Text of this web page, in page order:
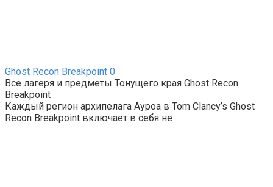
Ghost Recon Breakpoint 0
Все лагеря и предметы Тонущего края Ghost Recon
Breakpoint
Каждый регион архипелага Ауроа в Tom Clancy’s Ghost
Recon Breakpoint включает в себя не